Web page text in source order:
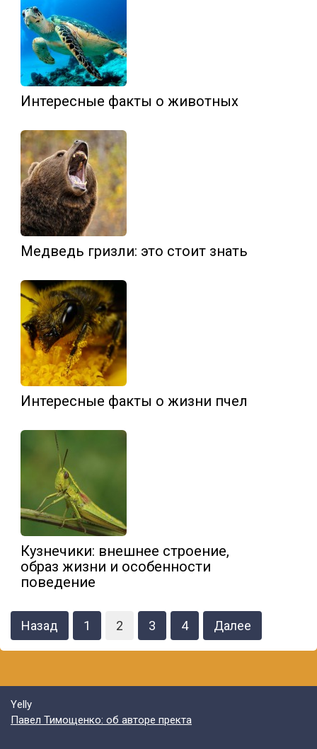
Интересные факты о животных
Медведь гризли: это стоит знать
Интересные факты о жизни пчел
Кузнечики: внешнее строение,
образ жизни и особенности
поведение
Навигация
по
записям
Назад 1 2 3 4 Далее
Yelly
Павел Тимощенко: об авторе пректа